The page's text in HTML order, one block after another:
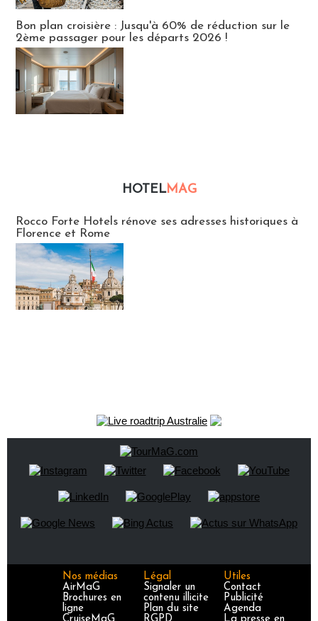
Bon plan croisière : Jusqu'à 60% de réduction sur le
2ème passager pour les départs 2026 !
HOTELMAG
Rocco Forte Hotels rénove ses adresses historiques à
Florence et Rome
Nos médias
AirMaG
Brochures en
ligne
Légal
Signaler un
contenu illicite
Plan du site
Utiles
Contact
Publicité
Agenda